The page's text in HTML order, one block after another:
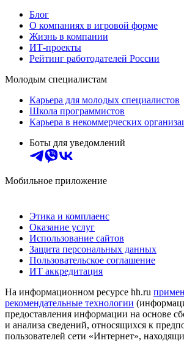
Блог
О компаниях в игровой форме
Жизнь в компании
ИТ-проекты
Рейтинг работодателей России
Молодым специалистам
Карьера для молодых специалистов
Школа программистов
Карьера в некоммерческих
Боты для уведомлений
Мобильное приложение
Этика и комплаенс
Оказание услуг
Использование сайтов
Защита персональных данных
Пользовательское соглашение
ИТ аккредитация
На информационном ресурсе hh.ru
рекомендательные технологии
предоставления информации на основе
и анализа сведений, относящихся к
пользователей сети «Интернет»,